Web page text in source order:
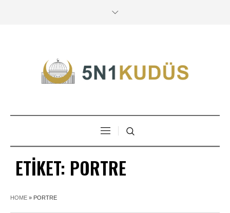
ETIKET: PORTRE
HOME » PORTRE